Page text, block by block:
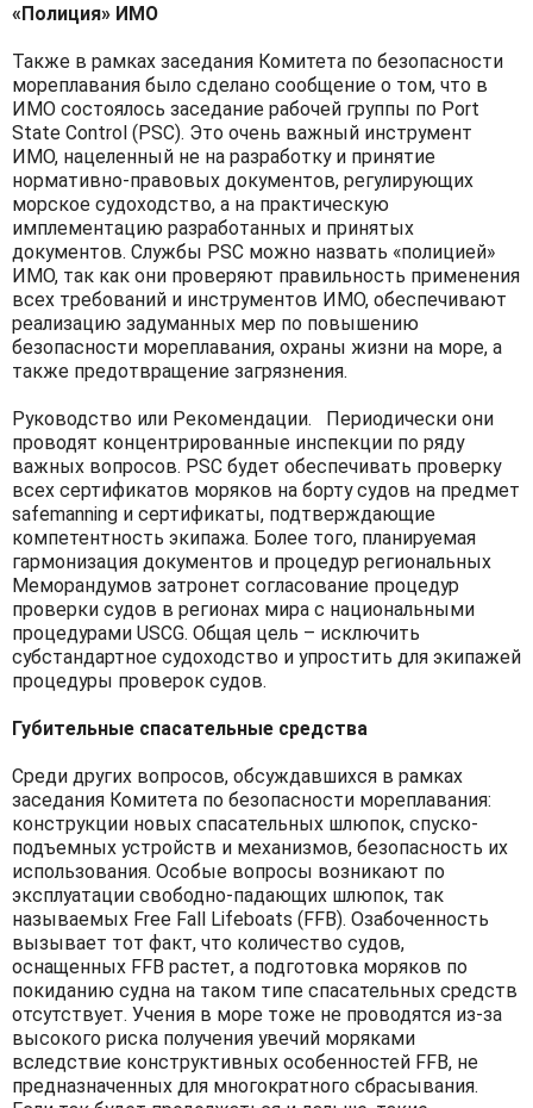
«Полиция» ИМО
Также в рамках заседания Комитета по безопасности
мореплавания было сделано сообщение о том, что в
ИМО состоялось заседание рабочей группы по Port
State Control (PSC). Это очень важный инструмент
ИМО, нацеленный не на разработку и принятие
нормативно-правовых документов, регулирующих
морское судоходство, а на практическую
имплементацию разработанных и принятых
документов. Службы PSC можно назвать «полицией»
ИМО, так как они проверяют правильность применения
всех требований и инструментов ИМО, обеспечивают
реализацию задуманных мер по повышению
безопасности мореплавания, охраны жизни на море, а
также предотвращение загрязнения.
Руководство или Рекомендации. Периодически они
проводят концентрированные инспекции по ряду
важных вопросов. PSC будет обеспечивать проверку
всех сертификатов моряков на борту судов на предмет
safemanning и сертификаты, подтверждающие
компетентность экипажа. Более того, планируемая
гармонизация документов и процедур региональных
Меморандумов затронет согласование процедур
проверки судов в регионах мира с национальными
процедурами USCG. Общая цель – исключить
субстандартное судоходство и упростить для экипажей
процедуры проверок судов.
Губительные спасательные средства
Среди других вопросов, обсуждавшихся в рамках
заседания Комитета по безопасности мореплавания:
конструкции новых спасательных шлюпок, спуско-
подъемных устройств и механизмов, безопасность их
использования. Особые вопросы возникают по
эксплуатации свободно-падающих шлюпок, так
называемых Free Fall Lifeboats (FFB). Озабоченность
вызывает тот факт, что количество судов,
оснащенных FFB растет, а подготовка моряков по
покиданию судна на таком типе спасательных средств
отсутствует. Учения в море тоже не проводятся из-за
высокого риска получения увечий моряками
вследствие конструктивных особенностей FFB, не
предназначенных для многократного сбрасывания.